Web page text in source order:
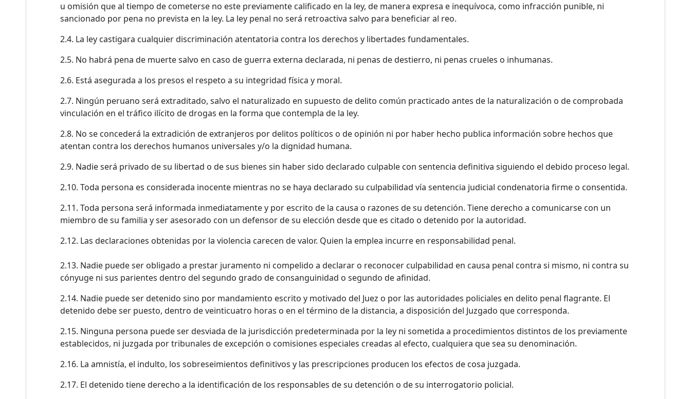
u omisión que al tiempo de cometerse no este previamente calificado en la ley, de manera expresa e inequívoca, como infracción punible, ni
sancionado por pena no prevista en la ley. La ley penal no será retroactiva salvo para beneficiar al reo.
2.4. La ley castigara cualquier discriminación atentatoria contra los derechos y libertades fundamentales.
2.5. No habrá pena de muerte salvo en caso de guerra externa declarada, ni penas de destierro, ni penas crueles o inhumanas.
2.6. Está asegurada a los presos el respeto a su integridad física y moral.
2.7. Ningún peruano será extraditado, salvo el naturalizado en supuesto de delito común practicado antes de la naturalización o de comprobada
vinculación en el tráfico ilícito de drogas en la forma que contempla de la ley.
2.8. No se concederá la extradición de extranjeros por delitos políticos o de opinión ni por haber hecho publica información sobre hechos que
atentan contra los derechos humanos universales y/o la dignidad humana.
2.9. Nadie será privado de su libertad o de sus bienes sin haber sido declarado culpable con sentencia definitiva siguiendo el debido proceso legal.
2.10. Toda persona es considerada inocente mientras no se haya declarado su culpabilidad vía sentencia judicial condenatoria firme o consentida.
2.11. Toda persona será informada inmediatamente y por escrito de la causa o razones de su detención. Tiene derecho a comunicarse con un
miembro de su familia y ser asesorado con un defensor de su elección desde que es citado o detenido por la autoridad.
2.12. Las declaraciones obtenidas por la violencia carecen de valor. Quien la emplea incurre en responsabilidad penal.
2.13. Nadie puede ser obligado a prestar juramento ni compelido a declarar o reconocer culpabilidad en causa penal contra si mismo, ni contra su
cónyuge ni sus parientes dentro del segundo grado de consanguinidad o segundo de afinidad.
2.14. Nadie puede ser detenido sino por mandamiento escrito y motivado del Juez o por las autoridades policiales en delito penal flagrante. El
detenido debe ser puesto, dentro de veinticuatro horas o en el término de la distancia, a disposición del Juzgado que corresponda.
2.15. Ninguna persona puede ser desviada de la jurisdicción predeterminada por la ley ni sometida a procedimientos distintos de los previamente
establecidos, ni juzgada por tribunales de excepción o comisiones especiales creadas al efecto, cualquiera que sea su denominación.
2.16. La amnistía, el indulto, los sobreseimientos definitivos y las prescripciones producen los efectos de cosa juzgada.
2.17. El detenido tiene derecho a la identificación de los responsables de su detención o de su interrogatorio policial.